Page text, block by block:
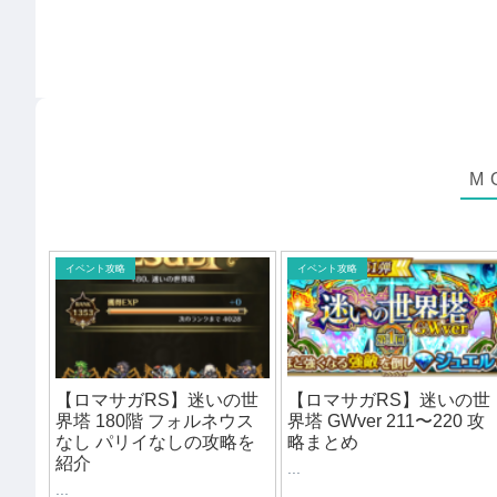
イベント攻略
【ロマサガRS】迷いの世
界塔 180階 フォルネウス
なし パリイなしの攻略を
紹介
イベント攻略
【ロマサガRS】迷いの世
界塔 GWver 211〜220 攻
略まとめ